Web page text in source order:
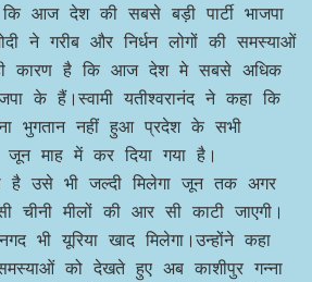
आज देश की सबसे बड़ी पार्टी भाजपा
ने गरीब और निर्धन लोगों की समस्याओं
कारण है कि आज देश मे सबसे अधिक
के हैं।स्वामी यतीश्वरानंद ने कहा कि
भुगतान नहीं हुआ प्रदेश के सभी
जून माह में कर दिया गया है।
है उसे भी जल्दी मिलेगा जून तक अगर
चीनी मीलों की आर सी काटी जाएगी।
भी यूरिया खाद मिलेगा।उन्होंने कहा
को देखते हुए अब काशीपुर गन्ना